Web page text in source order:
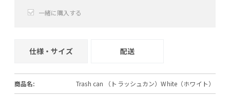
一緒に購入する
仕様・サイズ 配送
商品名: Trash can （トラッシュカン）White（ホワイト）